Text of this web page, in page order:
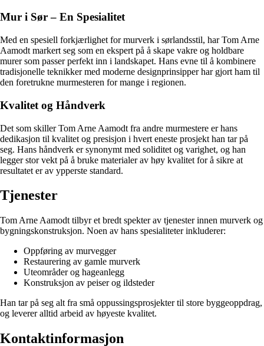
Mur i Sør – En Spesialitet
Med en spesiell forkjærlighet for murverk i sørlandsstil, har Tom Arne
Aamodt markert seg som en ekspert på å skape vakre og holdbare
murer som passer perfekt inn i landskapet. Hans evne til å kombinere
tradisjonelle teknikker med moderne designprinsipper har gjort ham til
den foretrukne murmesteren for mange i regionen.
Kvalitet og Håndverk
Det som skiller Tom Arne Aamodt fra andre murmestere er hans
dedikasjon til kvalitet og presisjon i hvert eneste prosjekt han tar på
seg. Hans håndverk er synonymt med soliditet og varighet, og han
legger stor vekt på å bruke materialer av høy kvalitet for å sikre at
resultatet er av ypperste standard.
Tjenester
Tom Arne Aamodt tilbyr et bredt spekter av tjenester innen murverk og
bygningskonstruksjon. Noen av hans spesialiteter inkluderer:
Oppføring av murvegger
Restaurering av gamle murverk
Uteområder og hageanlegg
Konstruksjon av peiser og ildsteder
Han tar på seg alt fra små oppussingsprosjekter til store byggeoppdrag,
og leverer alltid arbeid av høyeste kvalitet.
Kontaktinformasjon